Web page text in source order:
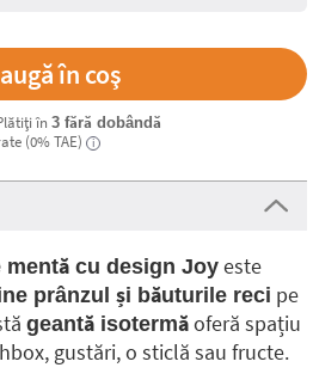
în 3 fără dobândă
(0% TAE) i
mentă cu design Joy este
prânzul și băuturile reci pe
geantă isotermă oferă spațiu
gustări, o sticlă sau fructe.